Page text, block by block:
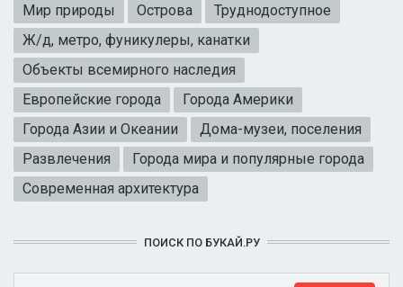
Мир природы
Острова
Труднодоступное
Ж/д, метро, фуникулеры, канатки
Объекты всемирного наследия
Европейские города
Города Америки
Города Азии и Океании
Дома-музеи, поселения
Развлечения
Города мира и популярные города
Современная архитектура
ПОИСК ПО БУКАЙ.РУ